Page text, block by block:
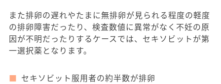
また排卵の遅れやたまに無排卵が見られる程度の軽度
の排卵障害だったり、検査数値に異常がなく不妊の原
因が不明だったりするケースでは、セキソビットが第
一選択薬となります。
セキソビット服用者の約半数が排卵